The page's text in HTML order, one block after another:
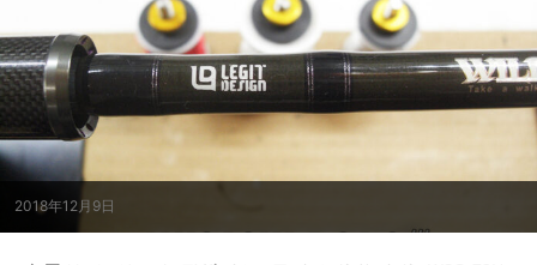
2018年12月9日